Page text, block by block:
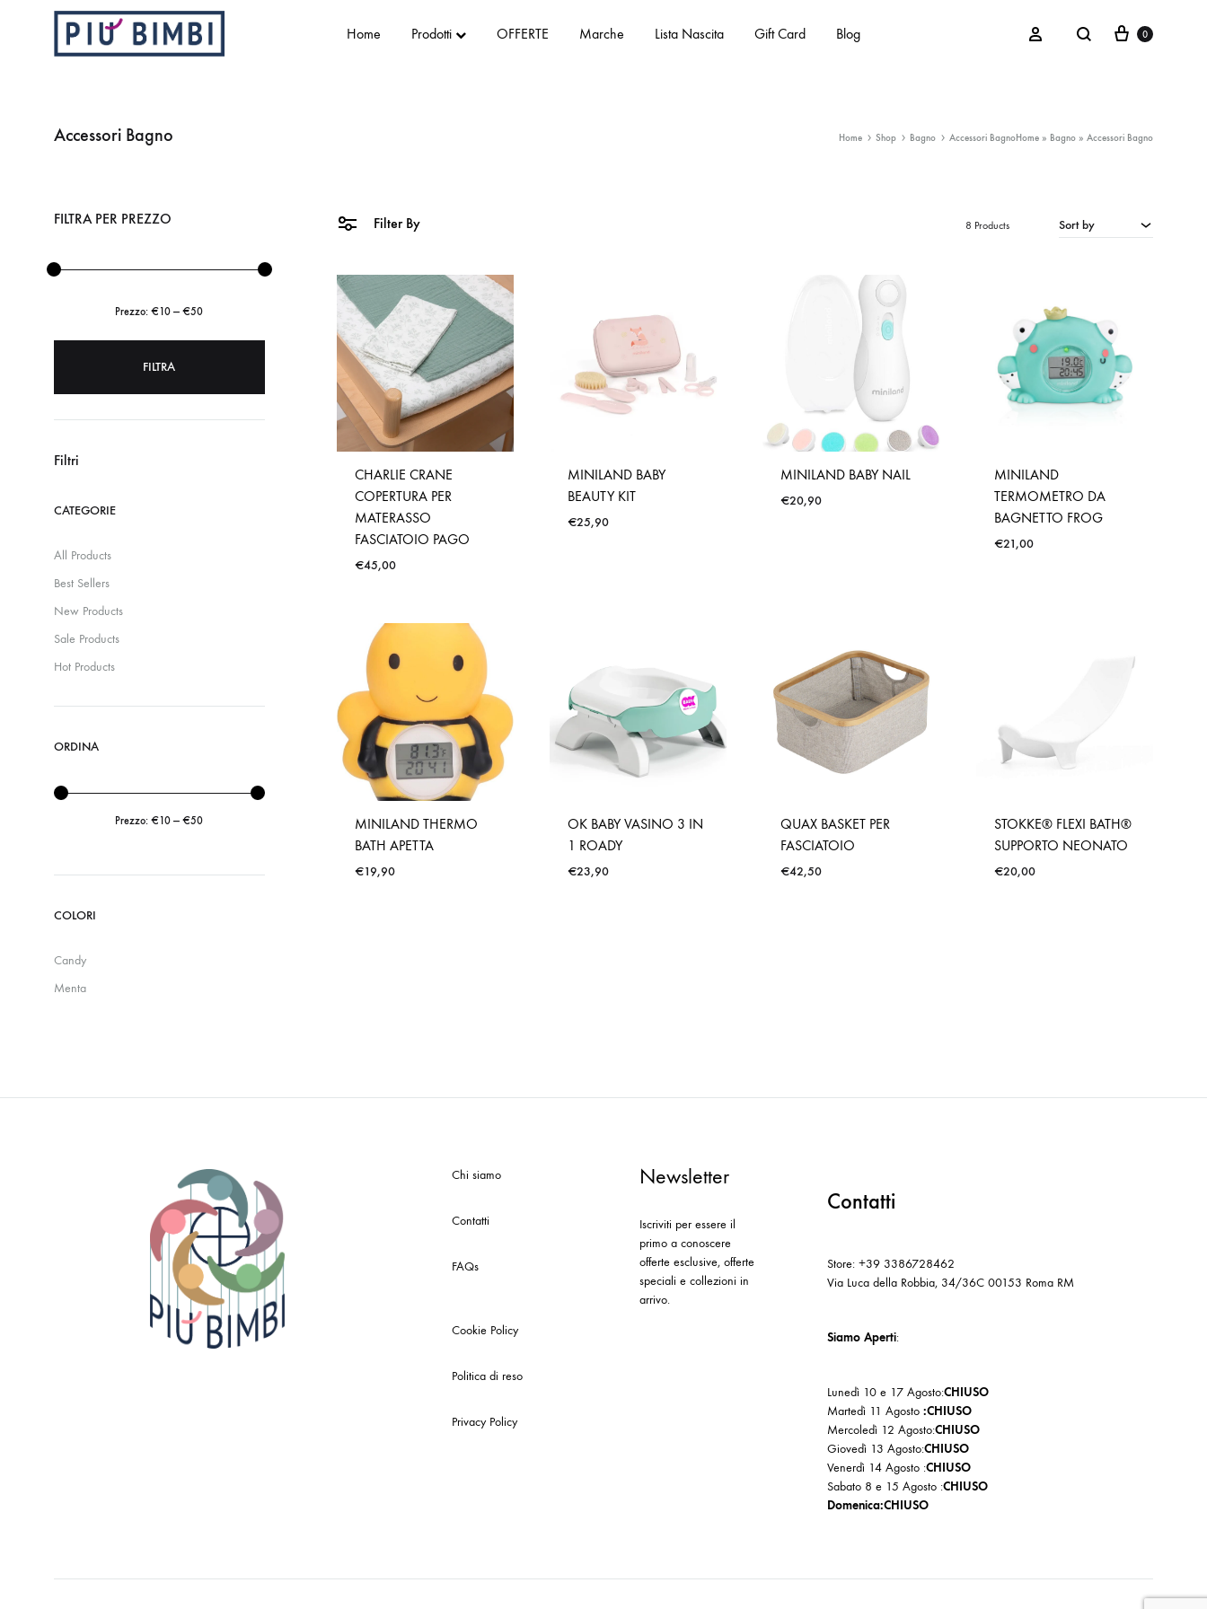
per
Home Prodotti OFFERTE Marche Lista Nascita Gift Card Blog Sign inSearch Cart
0
Accessori Bagno Home » Bagno » Accessori Bagno
Home Shop Bagno Accessori Bagno
Filter By Sort by
8 Products
CHARLIE CRANE
COPERTURA PER
MATERASSO
FASCIATOIO PAGO
€45,00
MINILAND BABY
BEAUTY KIT
€25,90
MINILAND BABY NAIL
€20,90
MINILAND
TERMOMETRO DA
BAGNETTO FROG
€21,00
MINILAND THERMO
BATH APETTA
€19,90
OK BABY VASINO 3 IN
1 ROADY
€23,90
QUAX BASKET PER
FASCIATOIO
€42,50
STOKKE® FLEXI BATH®
SUPPORTO NEONATO
€20,00
FILTRA PER PREZZO
FILTRA
Prezzo:€10 —€50
Filtri
CATEGORIE
All Products
Best Sellers
New Products
Sale Products
Hot Products
ORDINA
Prezzo:€10 —€50
COLORI
Candy
Menta
Chi siamo
Contatti
FAQs
Cookie Policy
Politica di reso
Privacy Policy
Newsletter
Iscriviti per essere il
primo a conoscere
offerte esclusive, offerte
speciali e collezioni in
arrivo.
Contatti
Store: +39 3386728462
Via Luca della Robbia, 34/36C 00153 Roma RM
Siamo Aperti:
Lunedì 10 e 17 Agosto:CHIUSO
Martedì 11 Agosto :CHIUSO
Mercoledì 12 Agosto:CHIUSO
Giovedì 13 Agosto:CHIUSO
Venerdì 14 Agosto :CHIUSO
Sabato 8 e 15 Agosto :CHIUSO
Domenica:CHIUSO